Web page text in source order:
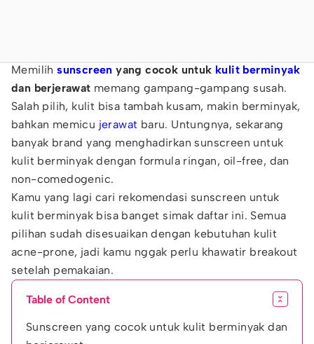
Memilihsunscreen yang cocok untuk kulit berminyak
dan berjerawat memang gampang-gampang susah.
Salah pilih, kulit bisa tambah kusam, makin berminyak,
bahkan memicu jerawat baru. Untungnya, sekarang
banyak brand yang menghadirkan sunscreen untuk
kulit berminyak dengan formula ringan, oil-free, dan
non-comedogenic.
Kamu yang lagi cari rekomendasi sunscreen untuk
kulit berminyak bisa banget simak daftar ini. Semua
pilihan sudah disesuaikan dengan kebutuhan kulit
acne-prone, jadi kamu nggak perlu khawatir breakout
setelah pemakaian.
Table of Content
Sunscreen yang cocok untuk kulit berminyak dan